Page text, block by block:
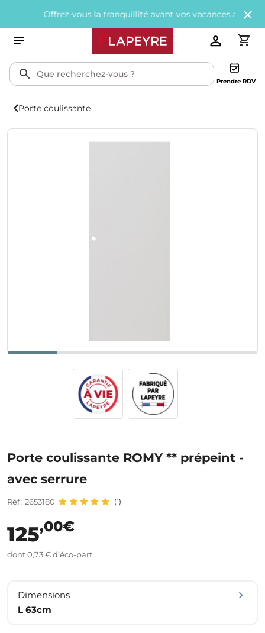
Offrez-vous la tranquillité avant vos vacances avec200€
Prendre RDV
Porte coulissante
Porte coulissante ROMY ** prépeint -
avec serrure
Réf : 2653180 (1)
125,00€
dont 0,73 € d’éco-part
Dimensions
L 63cm